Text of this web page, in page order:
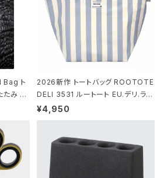
ト
たみ 大
2026新作 トートバッグ ROOTOTE
DELI 3531 ルートート EU.デリ.ラミ
ネート-W サックス・ホワイト
¥4,950